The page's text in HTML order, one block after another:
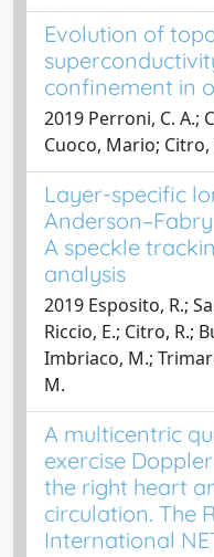
Evolution of
confinement in
2019 Perroni, C. A.;
Cuoco, Mario; Citro,
Layer-specific
A speckle
analysis
2019 Esposito, R.;
Riccio, E.; Citro, R.;
Imbriaco, M.;
M.
A multicentric
exercise
the right heart
circulation. The
International